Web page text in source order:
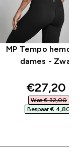
MP Tempo hemd
dames - Zwart
€27,20‎
Was € 32,00‎
Bespaar € 4,80‎